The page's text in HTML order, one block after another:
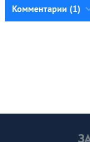
Комментарии (1)